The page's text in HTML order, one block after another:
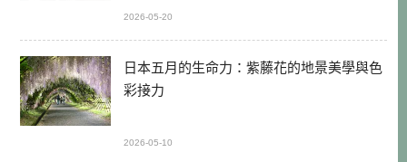
2026-05-20
日本五月的生命力：紫藤花的地景美學與色
彩接力
2026-05-10